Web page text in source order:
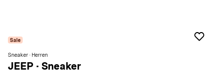
Sale
Sneaker · Herren
JEEP · Sneaker